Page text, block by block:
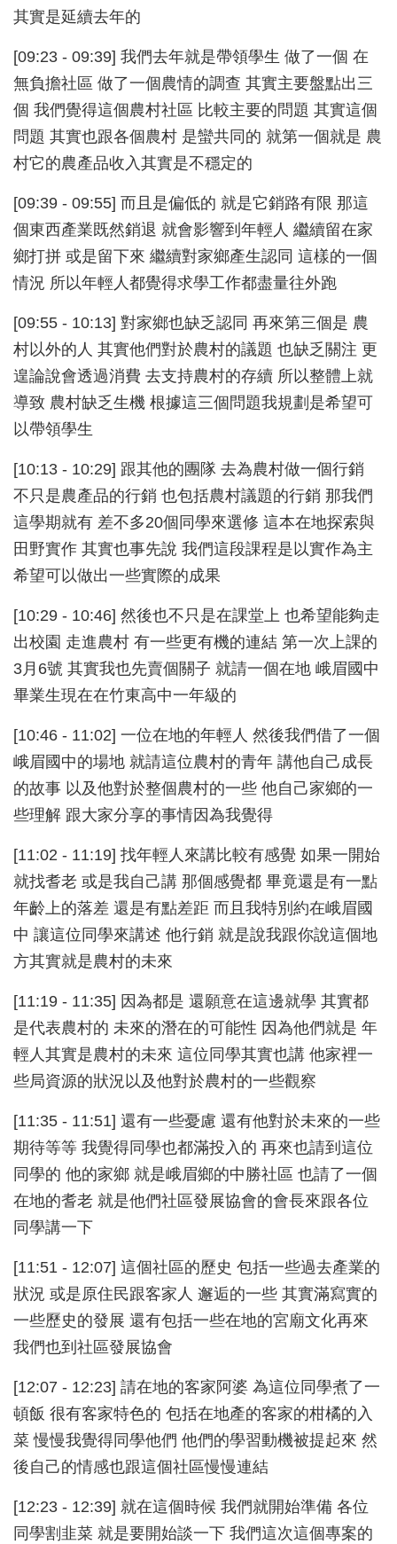
其實是延續去年的
[09:23 - 09:39] 我們去年就是帶領學生 做了一個 在
無負擔社區 做了一個農情的調查 其實主要盤點出三
個 我們覺得這個農村社區 比較主要的問題 其實這個
問題 其實也跟各個農村 是蠻共同的 就第一個就是 農
村它的農產品收入其實是不穩定的
[09:39 - 09:55] 而且是偏低的 就是它銷路有限 那這
個東西產業既然銷退 就會影響到年輕人 繼續留在家
鄉打拼 或是留下來 繼續對家鄉產生認同 這樣的一個
情況 所以年輕人都覺得求學工作都盡量往外跑
[09:55 - 10:13] 對家鄉也缺乏認同 再來第三個是 農
村以外的人 其實他們對於農村的議題 也缺乏關注 更
遑論說會透過消費 去支持農村的存續 所以整體上就
導致 農村缺乏生機 根據這三個問題我規劃是希望可
以帶領學生
[10:13 - 10:29] 跟其他的團隊 去為農村做一個行銷
不只是農產品的行銷 也包括農村議題的行銷 那我們
這學期就有 差不多20個同學來選修 這本在地探索與
田野實作 其實也事先說 我們這段課程是以實作為主
希望可以做出一些實際的成果
[10:29 - 10:46] 然後也不只是在課堂上 也希望能夠走
出校園 走進農村 有一些更有機的連結 第一次上課的
3月6號 其實我也先賣個關子 就請一個在地 峨眉國中
畢業生現在在竹東高中一年級的
[10:46 - 11:02] 一位在地的年輕人 然後我們借了一個
峨眉國中的場地 就請這位農村的青年 講他自己成長
的故事 以及他對於整個農村的一些 他自己家鄉的一
些理解 跟大家分享的事情因為我覺得
[11:02 - 11:19] 找年輕人來講比較有感覺 如果一開始
就找耆老 或是我自己講 那個感覺都 畢竟還是有一點
年齡上的落差 還是有點差距 而且我特別約在峨眉國
中 讓這位同學來講述 他行銷 就是說我跟你說這個地
方其實就是農村的未來
[11:19 - 11:35] 因為都是 還願意在這邊就學 其實都
是代表農村的 未來的潛在的可能性 因為他們就是 年
輕人其實是農村的未來 這位同學其實也講 他家裡一
些局資源的狀況以及他對於農村的一些觀察
[11:35 - 11:51] 還有一些憂慮 還有他對於未來的一些
期待等等 我覺得同學也都滿投入的 再來也請到這位
同學的 他的家鄉 就是峨眉鄉的中勝社區 也請了一個
在地的耆老 就是他們社區發展協會的會長來跟各位
同學講一下
[11:51 - 12:07] 這個社區的歷史 包括一些過去產業的
狀況 或是原住民跟客家人 邂逅的一些 其實滿寫實的
一些歷史的發展 還有包括一些在地的宮廟文化再來
我們也到社區發展協會
[12:07 - 12:23] 請在地的客家阿婆 為這位同學煮了一
頓飯 很有客家特色的 包括在地產的客家的柑橘的入
菜 慢慢我覺得同學他們 他們的學習動機被提起來 然
後自己的情感也跟這個社區慢慢連結
[12:23 - 12:39] 就在這個時候 我們就開始準備 各位
同學割韭菜 就是要開始談一下 我們這次這個專案的